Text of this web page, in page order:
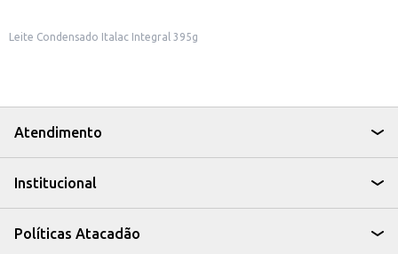
Leite Condensado Italac Integral 395g
Atendimento
Institucional
Políticas Atacadão